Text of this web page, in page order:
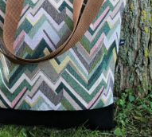
149,00 kr..